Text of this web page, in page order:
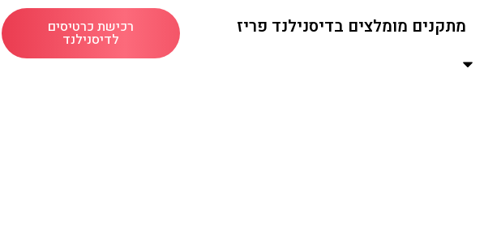
מתקנים מומלצים בדיסנילנד פריז
רכישת כרטיסים
לדיסנילנד